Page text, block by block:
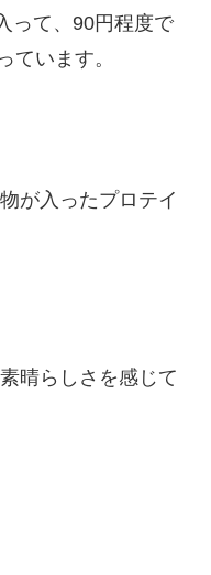
って、90円程度で
います。
が入ったプロテイ
晴らしさを感じて